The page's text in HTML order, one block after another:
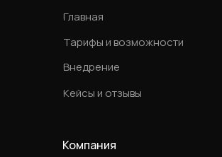
Компания
Главная
Тарифы и возможности
Внедрение
Кейсы и отзывы